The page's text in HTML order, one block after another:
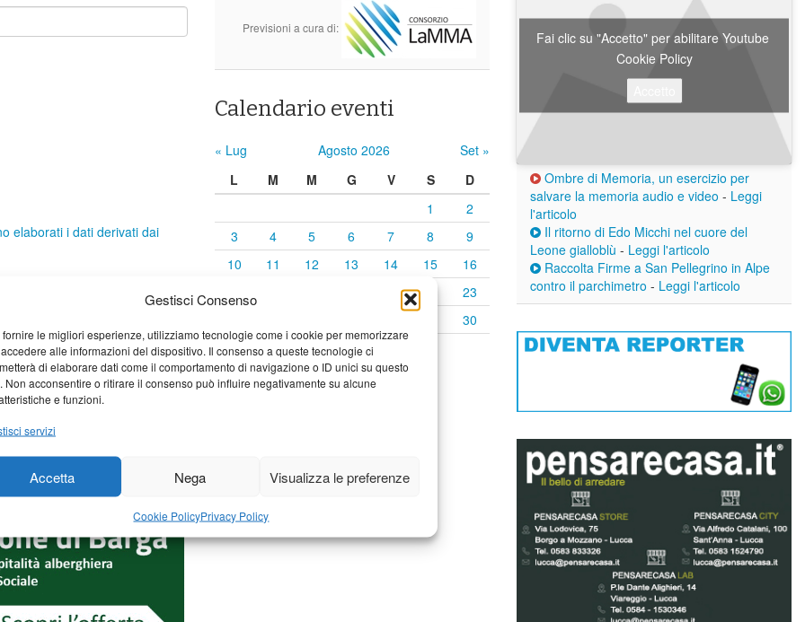
Gestisci Consenso
fornire le migliori esperienze, utilizziamo tecnologie come i cookie per memorizzare
alle informazioni del dispositivo. Il consenso a queste tecnologie ci
di elaborare dati come il comportamento di navigazione o ID unici su questo
Non acconsentire o ritirare il consenso può influire negativamente su alcune
e funzioni.
servizi
Accetta Nega Visualizza le preferenze
Cookie PolicyPrivacy Policy
elaborati i dati derivati dai
Previsioni a cura di:
Calendario eventi
« Lug Agosto 2026
Set »
L
M M G V S
D
1
2
3
4 5 6 7 8
9
10
11 12 13 14 15
16
23
30
31
Fai clic su "Accetto" per abilitare Youtube
Cookie Policy
Ombre di Memoria, un esercizio per
salvare la memoria audio e video - Leggi
l'articolo
Il ritorno di Edo Micchi nel cuore del
Leone gialloblù - Leggi l'articolo
Raccolta Firme a San Pellegrino in Alpe
contro il parchimetro - Leggi l'articolo